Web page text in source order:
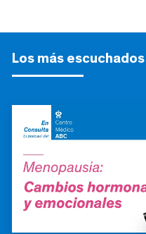
Los más escuchados